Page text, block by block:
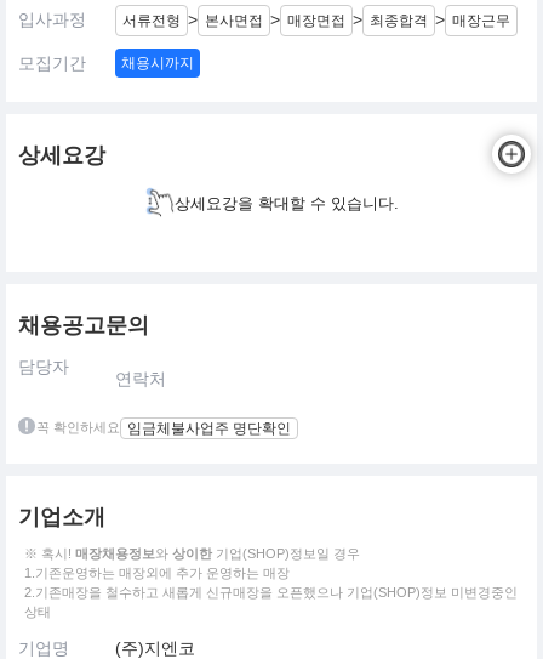
입사과정 서류전형 > 본사면접 > 매장면접 > 최종합격 > 매장근무
모집기간 채용시까지
상세요강
상세요강을 확대할 수 있습니다.
채용공고문의
담당자
연락처
꼭 확인하세요 임금체불사업주 명단확인
기업소개
※ 혹시! 매장채용정보와 상이한 기업(SHOP)정보일 경우
1.기존운영하는 매장외에 추가 운영하는 매장
2.기존매장을 철수하고 새롭게 신규매장을 오픈했으나 기업(SHOP)정보 미변경중인
상태
기업명 (주)지엔코